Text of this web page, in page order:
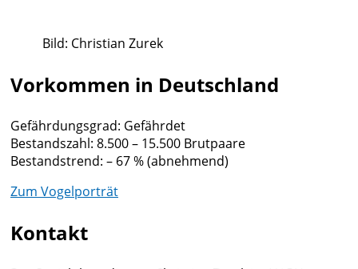
Bild: Christian Zurek
Vorkommen in Deutschland
Gefährdungsgrad: Gefährdet
Bestandszahl: 8.500 – 15.500 Brutpaare
Bestandstrend: – 67 % (abnehmend)
Zum Vogelporträt
Kontakt